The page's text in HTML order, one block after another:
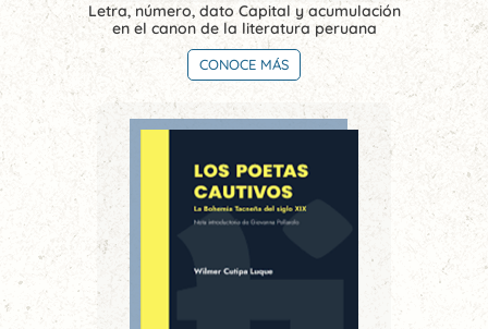
Letra, número, dato Capital y acumulación
en el canon de la literatura peruana
CONOCE MÁS